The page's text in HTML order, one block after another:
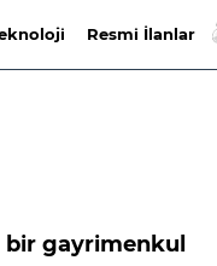
Resmi İlanlar
bir gayrimenkul